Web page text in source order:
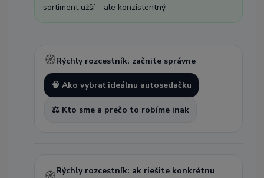
sortiment užší – ale konzistentný.
🧭Rýchly rozcestník: začnite správne
🧠 Ako vybrať ideálnu autosedačku
⚖️ Kto sme a prečo to robíme inak
Rýchly rozcestník: ak riešite konkrétnu